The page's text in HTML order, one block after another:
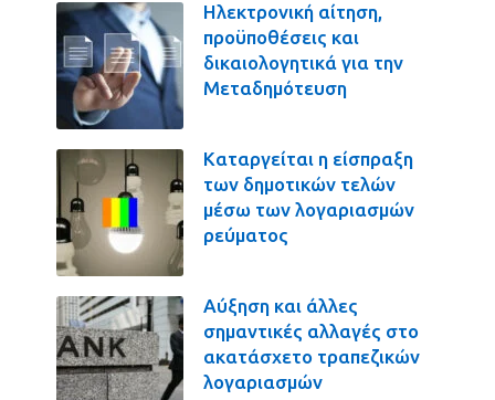
Ηλεκτρονική αίτηση,
προϋποθέσεις και
δικαιολογητικά για την
Μεταδημότευση
Καταργείται η είσπραξη
των δημοτικών τελών
μέσω των λογαριασμών
ρεύματος
Αύξηση και άλλες
σημαντικές αλλαγές στο
ακατάσχετο τραπεζικών
λογαριασμών